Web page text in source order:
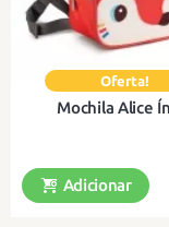
Mochila Alice
Adicionar